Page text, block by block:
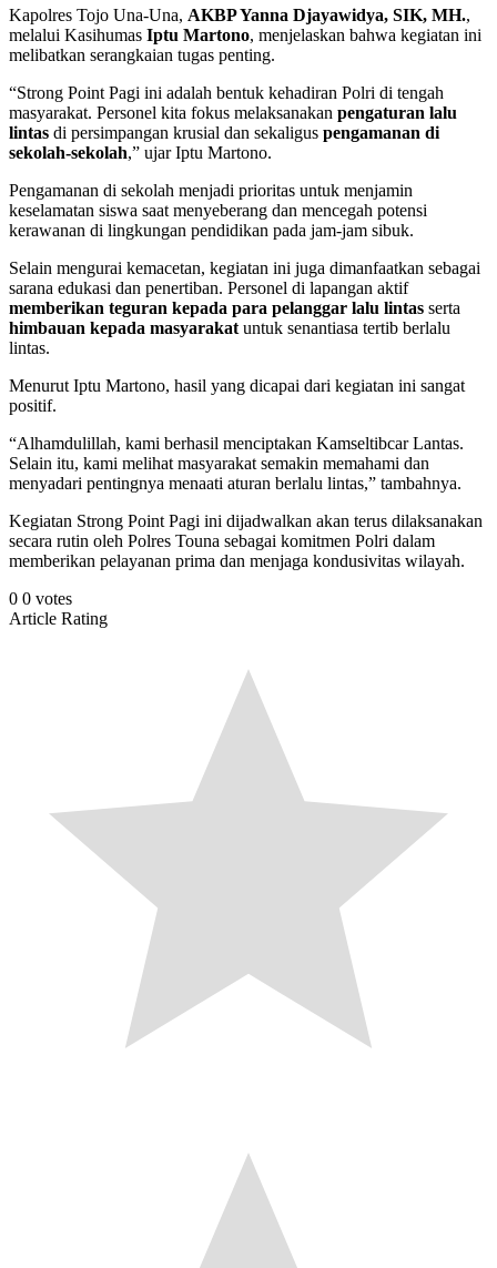
Kapolres Tojo Una-Una, AKBP Yanna Djayawidya, SIK, MH.,
melalui Kasihumas Iptu Martono, menjelaskan bahwa kegiatan ini
melibatkan serangkaian tugas penting.
“Strong Point Pagi ini adalah bentuk kehadiran Polri di tengah
masyarakat. Personel kita fokus melaksanakan pengaturan lalu
lintas di persimpangan krusial dan sekaligus pengamanan di
sekolah-sekolah,” ujar Iptu Martono.
Pengamanan di sekolah menjadi prioritas untuk menjamin
keselamatan siswa saat menyeberang dan mencegah potensi
kerawanan di lingkungan pendidikan pada jam-jam sibuk.
Selain mengurai kemacetan, kegiatan ini juga dimanfaatkan sebagai
sarana edukasi dan penertiban. Personel di lapangan aktif
memberikan teguran kepada para pelanggar lalu lintas serta
himbauan kepada masyarakat untuk senantiasa tertib berlalu
lintas.
Menurut Iptu Martono, hasil yang dicapai dari kegiatan ini sangat
positif.
“Alhamdulillah, kami berhasil menciptakan Kamseltibcar Lantas.
Selain itu, kami melihat masyarakat semakin memahami dan
menyadari pentingnya menaati aturan berlalu lintas,” tambahnya.
Kegiatan Strong Point Pagi ini dijadwalkan akan terus dilaksanakan
secara rutin oleh Polres Touna sebagai komitmen Polri dalam
memberikan pelayanan prima dan menjaga kondusivitas wilayah.
0 0 votes
Article Rating